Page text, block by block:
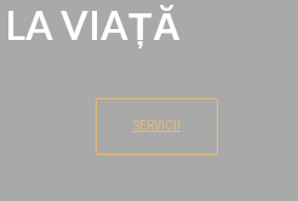
LA VIAȚĂ
SERVICII